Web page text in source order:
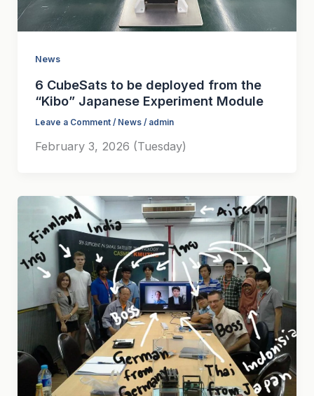
News
6 CubeSats to be deployed from the
“Kibo” Japanese Experiment Module
Leave a Comment / News/ admin
February 3, 2026 (Tuesday)